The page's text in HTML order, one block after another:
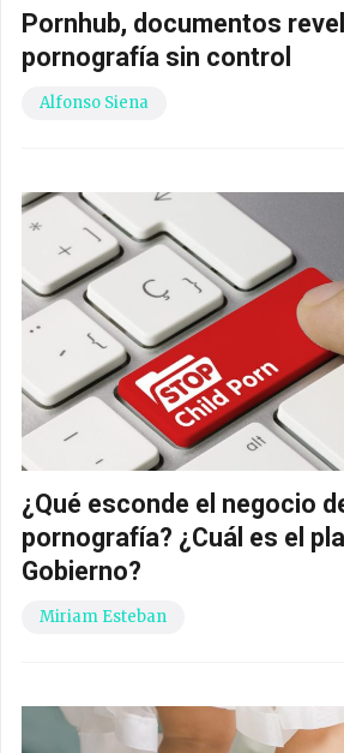
Pornhub, documentos
pornografía sin control
Alfonso Siena
¿Qué esconde el negocio
pornografía? ¿Cuál es el
Gobierno?
Miriam Esteban